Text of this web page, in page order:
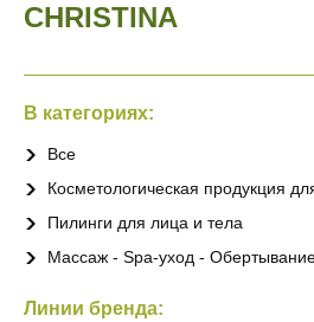
CHRISTINA
В категориях:
Все
Косметологическая продукция
Пилинги для лица и тела
Массаж - Spa-уход -
Линии бренда: